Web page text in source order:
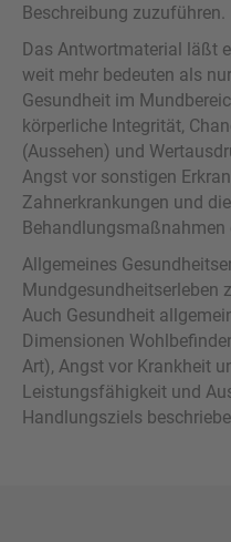
Beschreibung zuzuführen.
Das Antwortmaterial läßt
weit mehr bedeuten als
Gesundheit im
körperliche Integrität,
(Aussehen) und
Angst vor sonstigen
Zahnerkrankungen und
Behandlungsmaßnahmen
Allgemeines
Mundgesundheitserleben
Auch Gesundheit
Dimensionen
Art), Angst vor Krankheit
Leistungsfähigkeit und
Handlungsziels